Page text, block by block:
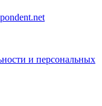
и персональных